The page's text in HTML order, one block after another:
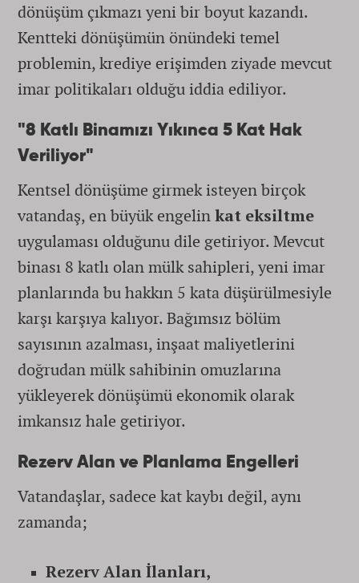
dönüşüm çıkmazı yeni bir boyut kazandı.
Kentteki dönüşümün önündeki temel
problemin, krediye erişimden ziyade mevcut
imar politikaları olduğu iddia ediliyor.
"8 Katlı Binamızı Yıkınca 5 Kat Hak
Veriliyor"
Kentsel dönüşüme girmek isteyen birçok
vatandaş, en büyük engelinkat eksiltme
uygulaması olduğunu dile getiriyor. Mevcut
binası 8 katlı olan mülk sahipleri, yeni imar
planlarında bu hakkın 5 kata düşürülmesiyle
karşı karşıya kalıyor. Bağımsız bölüm
sayısının azalması, inşaat maliyetlerini
doğrudan mülk sahibinin omuzlarına
yükleyerek dönüşümü ekonomik olarak
imkansız hale getiriyor.
Rezerv Alan ve Planlama Engelleri
Vatandaşlar, sadece kat kaybı değil, aynı
zamanda;
Rezerv Alan İlanları,